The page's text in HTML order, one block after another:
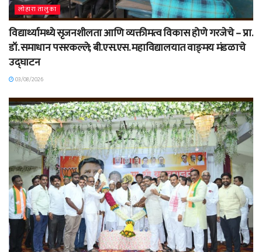
लोहारा तालुका
विद्यार्थ्यामध्ये सृजनशीलता आणि व्यक्तीमत्व विकास होणे गरजेचे – प्रा.
डॉ. समाधान पसरकल्ले; बी.एस.एस. महाविद्यालयात वाङ्‌मय मंडळाचे
उद्घाटन
03/08/2026